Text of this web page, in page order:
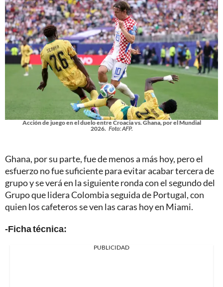
Acción de juego en el duelo entre Croacia vs. Ghana, por el Mundial
2026. Foto: AFP.
Ghana, por su parte, fue de menos a más hoy, pero el
esfuerzo no fue suficiente para evitar acabar tercera de
grupo y se verá en la siguiente ronda con el segundo del
Grupo que lidera Colombia seguida de Portugal, con
quien los cafeteros se ven las caras hoy en Miami.
-Ficha técnica:
PUBLICIDAD